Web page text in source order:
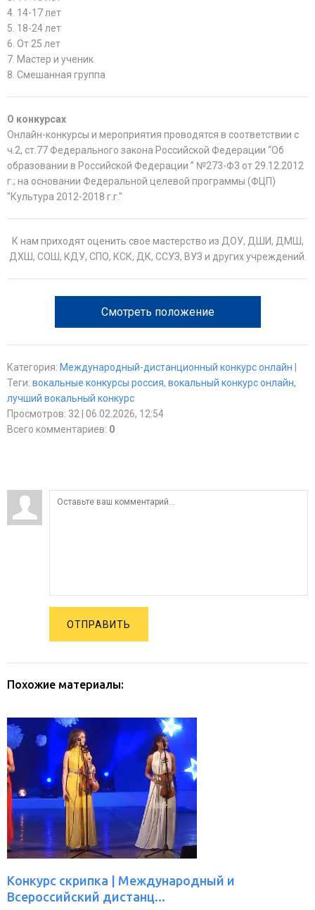
4. 14-17 лет
5. 18-24 лет
6. От 25 лет
7. Мастер и ученик
8. Смешанная группа
О конкурсах
Онлайн-конкурсы и мероприятия проводятся в соответствии с
ч.2, ст.77 Федерального закона Российской Федерации “Об
образовании в Российской Федерации ” №273-Ф3 от 29.12.2012
г.; на основании Федеральной целевой программы (ФЦП)
"Культура 2012-2018 г.г."
К нам приходят оценить свое мастерство из ДОУ, ДШИ, ДМШ,
ДХШ, СОШ, КДУ, СПО, КСК, ДК, ССУЗ, ВУЗ и других учреждений.
Смотреть положение
Категория: Международный-дистанционный конкурс онлайн
Теги: вокальные конкурсы россия, вокальный конкурс онлайн,
лучший вокальный конкурс
Просмотров: 32 | 06.02.2026, 12:54
Всего комментариев: 0
ОТПРАВИТЬ
Похожие материалы:
Конкурс скрипка | Международный и
Всероссийский дистанц...